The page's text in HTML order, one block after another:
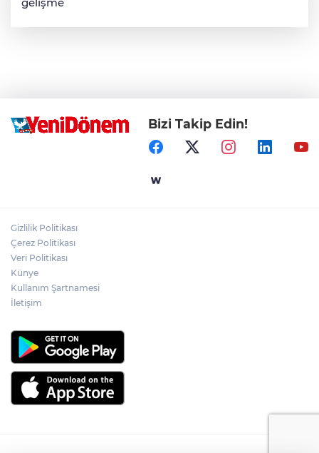
Bizi Takip Edin!
Gizlilik Politikası
Çerez Politikası
Veri Politikası
Künye
Kullanım Şartnamesi
İletişim